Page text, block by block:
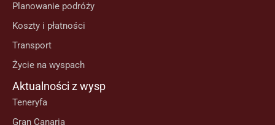
Planowanie podróży
Koszty i płatności
Transport
Życie na wyspach
Aktualności z wysp
Teneryfa
Gran Canaria